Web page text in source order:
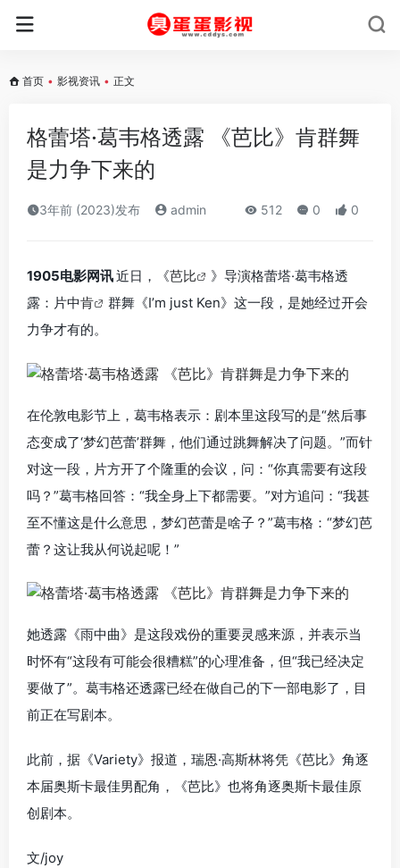
首页 • 影视资讯 • 正文
格蕾塔·葛韦格透露 《芭比》肯群舞
是力争下来的
3年前 (2023)发布 admin 512 0 0
1905电影网讯近日，《芭比
》导演格蕾塔·葛韦格透
露：片中肯
群舞《I’m just Ken》这一段，是她经过开会
力争才有的。
在伦敦电影节上，葛韦格表示：剧本里这段写的是“然后事
态变成了‘梦幻芭蕾’群舞，他们通过跳舞解决了问题。”而针
对这一段，片方开了个隆重的会议，问：“你真需要有这段
吗？”葛韦格回答：“我全身上下都需要。”对方追问：“我甚
至不懂这是什么意思，梦幻芭蕾是啥子？”葛韦格：“梦幻芭
蕾？这让我从何说起呢！”
她透露《雨中曲》是这段戏份的重要灵感来源，并表示当
时怀有“这段有可能会很糟糕”的心理准备，但“我已经决定
要做了”。葛韦格还透露已经在做自己的下一部电影了，目
前正在写剧本。
此前，据《Variety》报道，瑞恩·高斯林将凭《芭比》角逐
本届奥斯卡最佳男配角，《芭比》也将角逐奥斯卡最佳原
创剧本。
文/joy